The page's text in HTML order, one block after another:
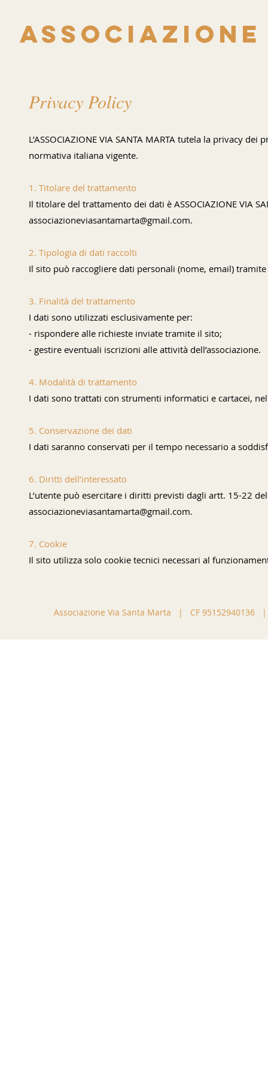
Privacy Policy
L’ASSOCIAZIONE VIA SANTA MARTA tutela la privacy
normativa italiana vigente.
1. Titolare del trattamento
Il titolare del trattamento dei dati è ASSOCIAZIONE VIA
associazioneviasantamarta@gmail.com.
2. Tipologia di dati raccolti
Il sito può raccogliere dati personali (nome, email)
3. Finalità del trattamento
I dati sono utilizzati esclusivamente per:
- rispondere alle richieste inviate tramite il sito;
- gestire eventuali iscrizioni alle attività dell’associazione.
4. Modalità di trattamento
I dati sono trattati con strumenti informatici e cartacei,
5. Conservazione dei dati
I dati saranno conservati per il tempo necessario a
6. Diritti dell’interessato
L’utente può esercitare i diritti previsti dagli artt. 15-22
associazioneviasantamarta@gmail.com.
7. Cookie
Il sito utilizza solo cookie tecnici necessari al
Associazione Via Santa Marta | CF